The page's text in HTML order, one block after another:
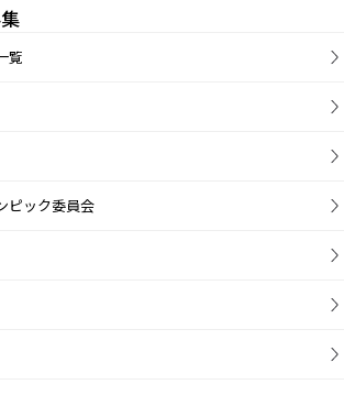
覧
ピック委員会